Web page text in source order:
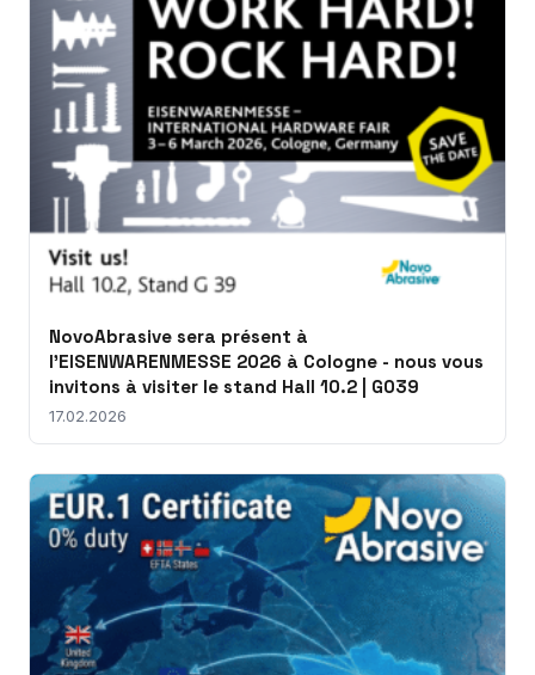
NovoAbrasive sera présent à
l'EISENWARENMESSE 2026 à Cologne - nous vous
invitons à visiter le stand Hall 10.2 | G039
17.02.2026